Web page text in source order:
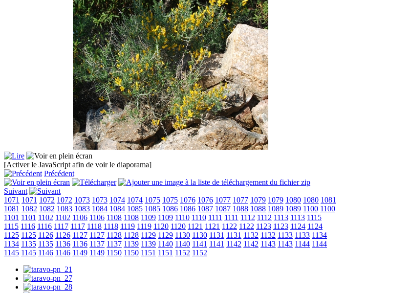
[Activer le JavaScript afin de voir le diaporama]
Précédent
Suivant
1071 1071 1072 1072 1073 1073 1074 1074 1075 1075 1076 1076 1077 1077 1079 1079 1080 1080 1081
1081 1082 1082 1083 1083 1084 1084 1085 1085 1086 1086 1087 1087 1088 1088 1089 1089 1100 1100
1101 1101 1102 1102 1106 1106 1108 1108 1109 1109 1110 1110 1111 1111 1112 1112 1113 1113 1115
1115 1116 1116 1117 1117 1118 1118 1119 1119 1120 1120 1121 1121 1122 1122 1123 1123 1124 1124
1125 1125 1126 1126 1127 1127 1128 1128 1129 1129 1130 1130 1131 1131 1132 1132 1133 1133 1134
1134 1135 1135 1136 1136 1137 1137 1139 1139 1140 1140 1141 1141 1142 1142 1143 1143 1144 1144
1145 1145 1146 1146 1149 1149 1150 1150 1151 1151 1152 1152